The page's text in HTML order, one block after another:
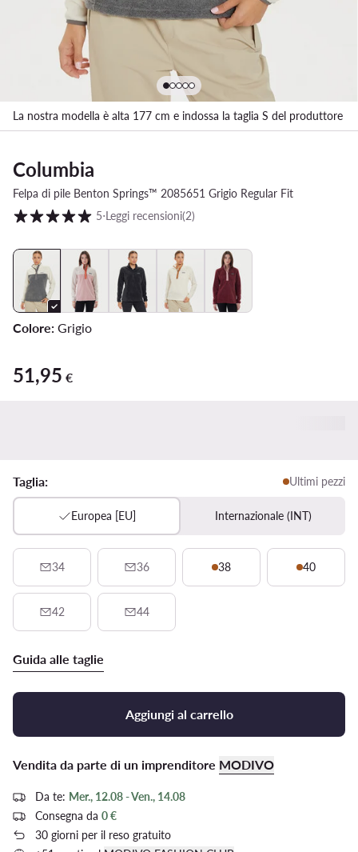
La nostra modella è alta 177 cm e indossa la taglia S del produttore
Columbia
Felpa di pile Benton Springs™ 2085651 Grigio Regular Fit
Valutazione clienti su scala da 1 a 5
5⋅Leggi recensioni(2)
Colore: Grigio
51,95 €
51,95 €
Taglia: Ultimi pezzi
Europea [EU] Internazionale (INT)
34 36 38 40
42 44
Guida alle taglie
Aggiungi al carrello
Vendita da parte di un imprenditore MODIVO
Da te: Mer., 12.08 - Ven., 14.08
Consegna da 0 €
30 giorni per il reso gratuito